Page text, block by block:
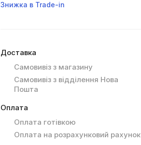
Знижка в Trade-in
Доставка
Самовивіз з магазину
Самовивіз з відділення Нова
Пошта
Оплата
Оплата готівкою
Оплата на розрахунковий рахунок